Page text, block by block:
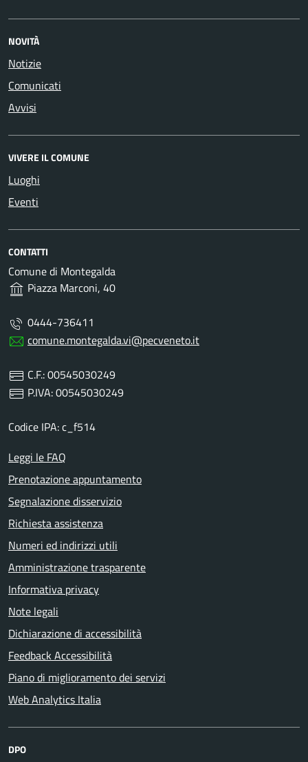
NOVITÀ
Notizie
Comunicati
Avvisi
VIVERE IL COMUNE
Luoghi
Eventi
CONTATTI
Comune di Montegalda
Piazza Marconi, 40
0444-736411
comune.montegalda.vi@pecveneto.it
C.F.: 00545030249
P.IVA: 00545030249
Codice IPA: c_f514
Leggi le FAQ
Prenotazione appuntamento
Segnalazione disservizio
Richiesta assistenza
Numeri ed indirizzi utili
Amministrazione trasparente
Informativa privacy
Note legali
Dichiarazione di accessibilità
Feedback Accessibilità
Piano di miglioramento dei servizi
Web Analytics Italia
DPO